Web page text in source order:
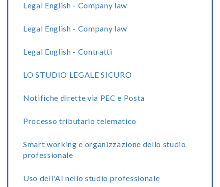
Legal English - Company law
Legal English - Company law
Legal English - Contratti
LO STUDIO LEGALE SICURO
Notifiche dirette via PEC e Posta
Processo tributario telematico
Smart working e organizzazione dello studio
professionale
Uso dell'AI nello studio professionale